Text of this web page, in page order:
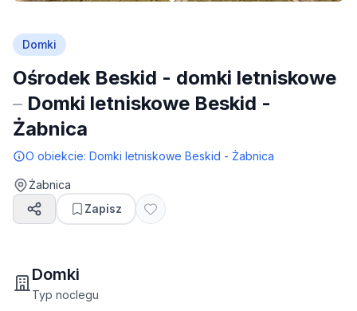
Domki
Ośrodek Beskid - domki letniskowe
– Domki letniskowe Beskid -
Żabnica
O obiekcie: Domki letniskowe Beskid - Żabnica
Żabnica
Zapisz
Domki
Typ noclegu